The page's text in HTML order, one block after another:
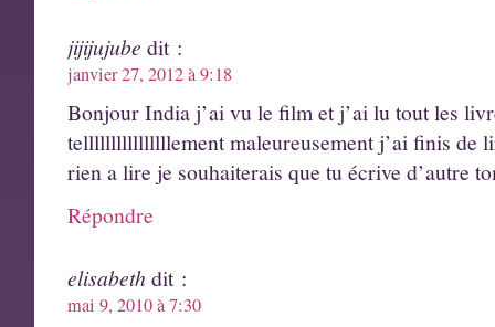
jijijujube dit :
janvier 27, 2012 à 9:18
Bonjour India j’ai vu le film et j’ai lu tout les
tellllllllllllllllement maleureusement j’ai finis de
rien a lire je souhaiterais que tu écrive d’autre
Répondre
elisabethdit :
mai 9, 2010 à 7:30